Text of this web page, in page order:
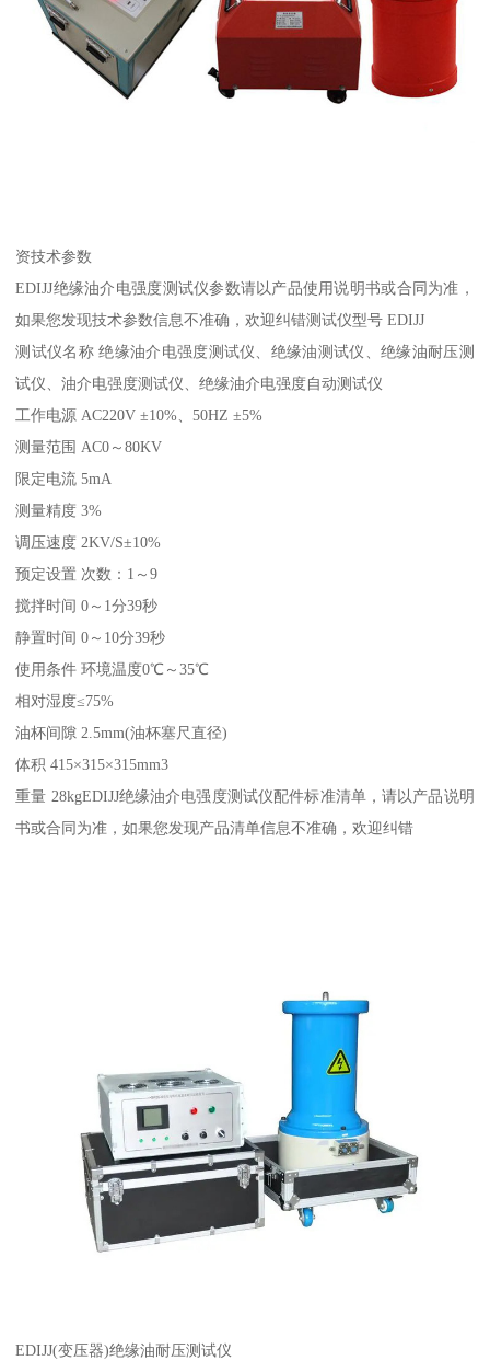
资技术参数
EDIJJ绝缘油介电强度测试仪参数请以产品使用说明书或合同为准，
如果您发现技术参数信息不准确，欢迎纠错测试仪型号 EDIJJ
测试仪名称 绝缘油介电强度测试仪、绝缘油测试仪、绝缘油耐压测
试仪、油介电强度测试仪、绝缘油介电强度自动测试仪
工作电源 AC220V ±10%、50HZ ±5%
测量范围 AC0～80KV
限定电流 5mA
测量精度 3%
调压速度 2KV/S±10%
预定设置 次数：1～9
搅拌时间 0～1分39秒
静置时间 0～10分39秒
使用条件 环境温度0℃～35℃
相对湿度≤75%
油杯间隙 2.5mm(油杯塞尺直径)
体积 415×315×315mm3
重量 28kgEDIJJ绝缘油介电强度测试仪配件标准清单，请以产品说明
书或合同为准，如果您发现产品清单信息不准确，欢迎纠错
EDIJJ(变压器)绝缘油耐压测试仪